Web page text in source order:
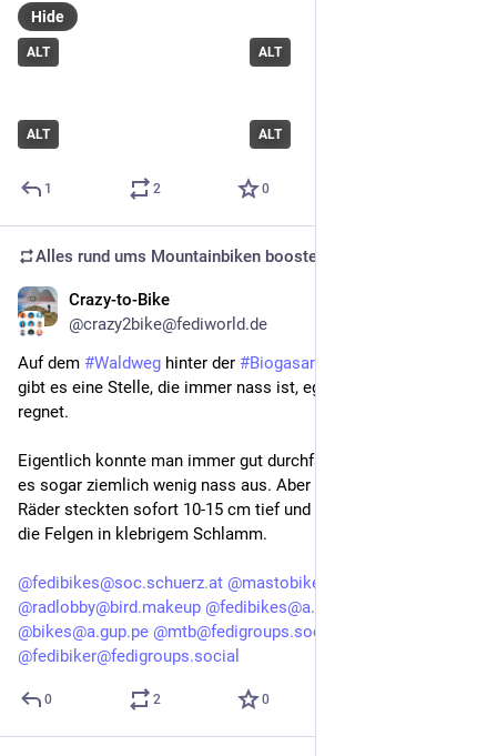
ALT ALT
ALT ALT
Hide
1 2 0
Alles rund ums Mountainbiken boosted
Crazy-to-Bike
@crazy2bike@fediworld.de
Auf dem #Waldweg hinter der #Biogasanlage
gibt es eine Stelle, die immer nass ist, egal wie lange es nicht
regnet.
Eigentlich konnte man immer gut durchfahren, und heute sah
es sogar ziemlich wenig nass aus. Aber weit gefehlt. Meine
Räder steckten sofort 10-15 cm tief und damit bis weit über
die Felgen in klebrigem Schlamm.
@fedibikes@soc.schuerz.at @mastobikes_de@a.gup.pe
@radlobby@bird.makeup @fedibikes@a.gup.pe
@bikes@a.gup.pe @mtb@fedigroups.social
@fedibiker@fedigroups.social
0 2 0